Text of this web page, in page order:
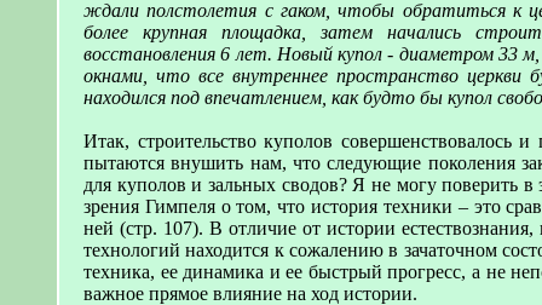
ждали полстолетия с гаком, чтобы обратиться к
более крупная площадка, затем начались
восстановления 6 лет. Новый купол - диаметром 33
окнами, что все внутреннее пространство церкви
находился под впечатлением, как будто бы купол
Итак, строительство куполов
пытаются внушить нам, что следующие поколения
для куполов и зальных сводов? Я не могу поверить
зрения Гимпеля о том, что история техники – это
ней (стр. 107). В отличие от истории
технологий находится к сожалению в зачаточном
техника, ее динамика и ее быстрый прогресс, а не
важное прямое влияние на ход истории.